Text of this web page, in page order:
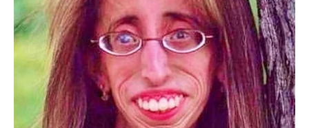
Previše puta ste sumnjali u vlastite mogućnosti.
Ali sada dolazi vrijeme kada ćete jasnije vidjeti koliko
vrijedite.
I upravo će vam to pomoći da iskoristite prilike koje